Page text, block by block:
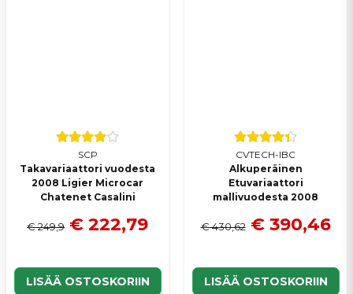
SCP
Takavariaattori vuodesta
2008 Ligier Microcar
Chatenet Casalini
€ 249,9 € 222,79
LISÄÄ OSTOSKORIIN
CVTECH-IBC
Alkuperäinen
Etuvariaattori
mallivuodesta 2008
€ 430,62 € 390,46
LISÄÄ OSTOSKORIIN